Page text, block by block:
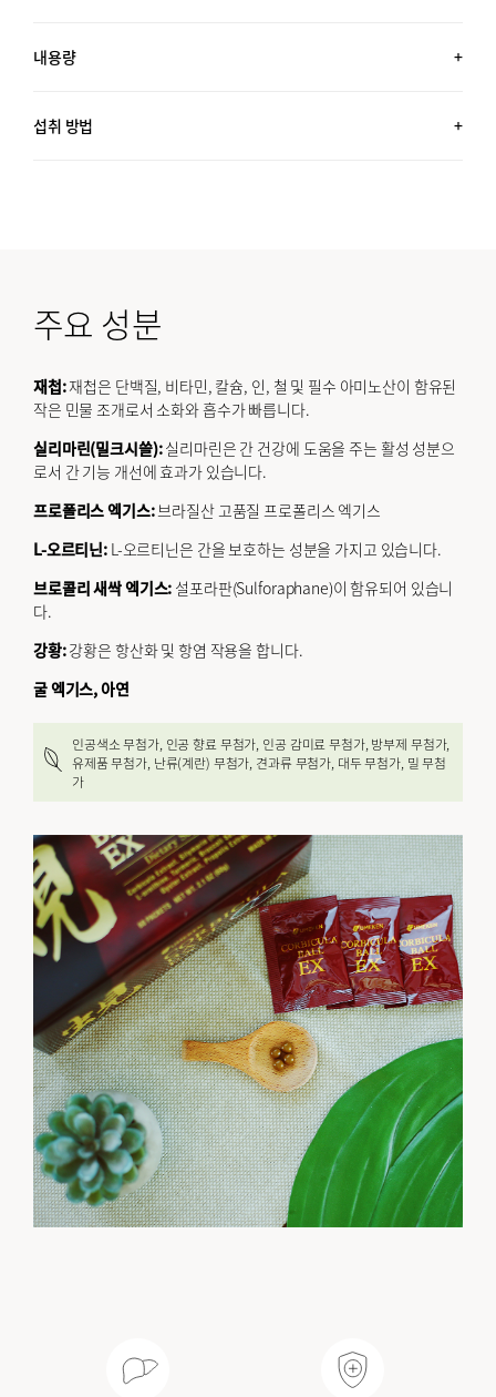
내용량
섭취 방법
주요 성분
재첩:재첩은 단백질, 비타민, 칼슘, 인, 철 및 필수 아미노산이 함유된
작은 민물 조개로서 소화와 흡수가 빠릅니다.
실리마린(밀크시쓸):실리마린은 간 건강에 도움을 주는 활성 성분으
로서 간 기능 개선에 효과가 있습니다.
프로폴리스 엑기스:브라질산 고품질 프로폴리스 엑기스
L-오르티닌: L-오르티닌은 간을 보호하는 성분을 가지고 있습니다.
브로콜리 새싹 엑기스: 설포라판(Sulforaphane)이 함유되어 있습니
다.
강황:강황은 항산화 및 항염 작용을 합니다.
굴 엑기스, 아연
인공색소 무첨가, 인공 향료 무첨가, 인공 감미료 무첨가, 방부제 무첨가,
유제품 무첨가, 난류(계란) 무첨가, 견과류 무첨가, 대두 무첨가, 밀 무첨
가